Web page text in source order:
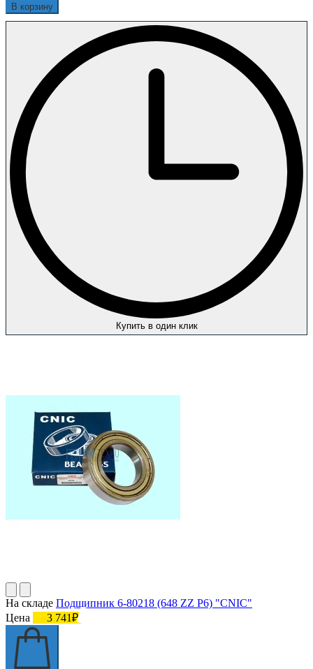
В корзину
Купить в один клик
На складе Подшипник 6-80218 (648 ZZ P6) "CNIC"
Цена
3 741₽